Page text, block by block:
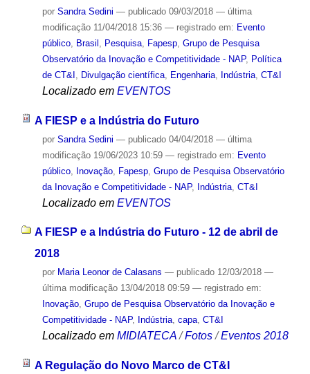
por Sandra Sedini — publicado09/03/2018 — última
modificação11/04/2018 15:36 — registrado em: Evento
público, Brasil , Pesquisa, Fapesp, Grupo de Pesquisa
Observatório da Inovação e Competitividade - NAP, Política
de CT&I , Divulgação científica, Engenharia, Indústria, CT&I
Localizado em EVENTOS
A FIESP e a Indústria do Futuro
por Sandra Sedini — publicado04/04/2018 — última
modificação19/06/2023 10:59 — registrado em: Evento
público, Inovação, Fapesp, Grupo de Pesquisa Observatório
da Inovação e Competitividade - NAP, Indústria, CT&I
Localizado em EVENTOS
A FIESP e a Indústria do Futuro - 12 de abril de
2018
por Maria Leonor de Calasans — publicado12/03/2018 —
última modificação13/04/2018 09:59 — registrado em:
Inovação, Grupo de Pesquisa Observatório da Inovação e
Competitividade - NAP, Indústria, capa, CT&I
Localizado em MIDIATECA /Fotos /Eventos 2018
A Regulação do Novo Marco de CT&I